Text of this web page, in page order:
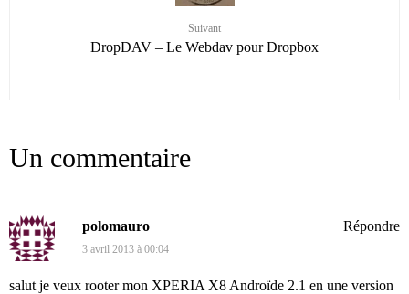
Suivant
DropDAV – Le Webdav pour Dropbox
Un commentaire
polomauro
3 avril 2013 à 00:04
salut je veux rooter mon XPERIA X8 Androïde 2.1 en une version
Répondre